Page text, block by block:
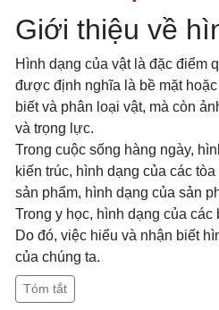
Giới thiệu về
Hình dạng của vật là đặc điểm
được định nghĩa là bề mặt
biết và phân loại vật, mà còn
và trọng lực.
Trong cuộc sống hàng ngày,
kiến trúc, hình dạng của các
sản phẩm, hình dạng của sản
Trong y học, hình dạng của
Do đó, việc hiểu và nhận biết
của chúng ta.
Tóm tắt